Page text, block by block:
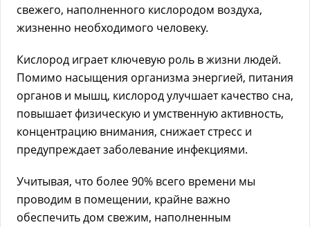
свежего, наполненного кислородом воздуха,
жизненно необходимого человеку.
Кислород играет ключевую роль в жизни людей.
Помимо насыщения организма энергией, питания
органов и мышц, кислород улучшает качество сна,
повышает физическую и умственную активность,
концентрацию внимания, снижает стресс и
предупреждает заболевание инфекциями.
Учитывая, что более 90% всего времени мы
проводим в помещении, крайне важно
обеспечить дом свежим, наполненным